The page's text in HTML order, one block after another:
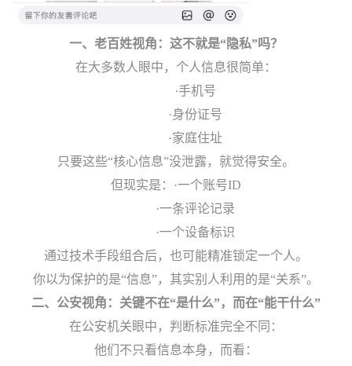
一、 老百姓视角：这不就是“隐私”吗？
在大多数人眼中，个人信息很简单：
·手机号
·身份证号
·家庭住址
只要这些“核心信息”没泄露，就觉得安全。
但现实是：
·一个账号ID
·一条评论记录
·一个设备标识
通过技术手段组合后，也可能精准锁定一个人。
你以为保护的是“信息”，其实别人利用的是“关系”。
二、 公安视角：关键不在“是什么”，而在“能干什么”
在公安机关眼中，判断标准完全不同：
他们不只看信息本身，而看：